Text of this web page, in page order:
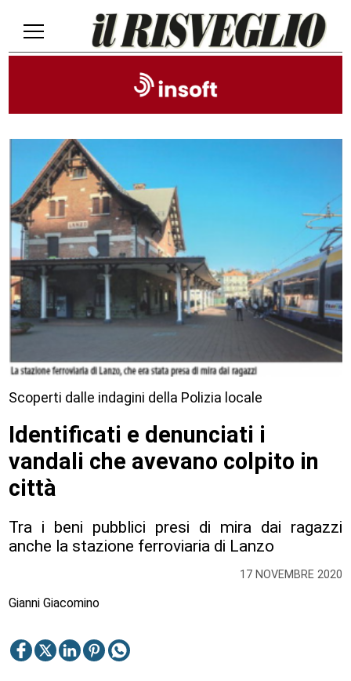
17 NOVEMBRE 2020
Scoperti dalle indagini della Polizia locale
Identificati e denunciati i
vandali che avevano colpito in
città
Tra i beni pubblici presi di mira dai ragazzi
anche la stazione ferroviaria di Lanzo
Gianni Giacomino